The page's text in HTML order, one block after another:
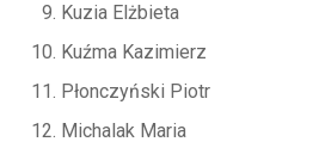
Kuzia Elżbieta
Kuźma Kazimierz
Płonczyński Piotr
Michalak Maria